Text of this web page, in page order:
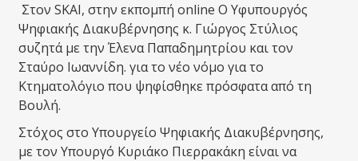
Στον SKAI, στην εκπομπή online Ο Υφυπουργός
Ψηφιακής Διακυβέρνησης κ. Γιώργος Στύλιος
συζητά με την Έλενα Παπαδημητρίου και τον
Σταύρο Ιωαννίδη. για το νέο νόμο για το
Κτηματολόγιο που ψηφίσθηκε πρόσφατα από τη
Βουλή.
Στόχος στο Υπουργείο Ψηφιακής Διακυβέρνησης,
με τον Υπουργό Κυριάκο Πιερρακάκη είναι να